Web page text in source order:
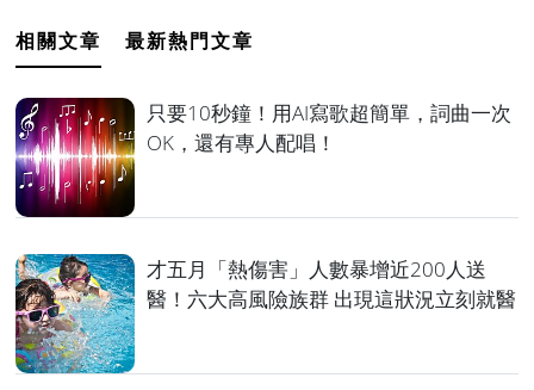
相關文章 最新熱門文章
只要10秒鐘！用AI寫歌超簡單，詞曲一次
OK，還有專人配唱！
才五月「熱傷害」人數暴增近200人送
醫！六大高風險族群 出現這狀況立刻就醫